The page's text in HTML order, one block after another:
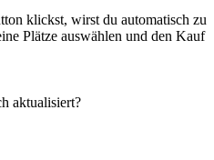
klickst, wirst du automatisch zu
Plätze auswählen und den Kauf
aktualisiert?